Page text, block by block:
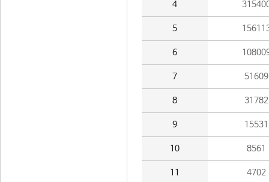
4
5
6
7 51609
8 31782
9 15531
10 8561
11 4702